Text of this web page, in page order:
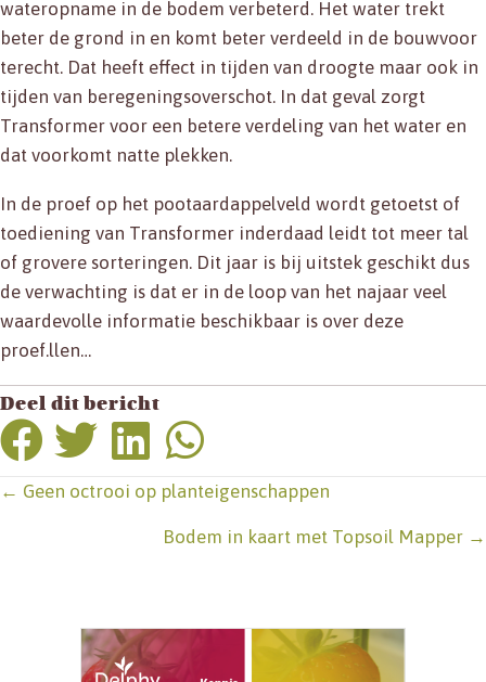
wateropname in de bodem verbeterd. Het water trekt
beter de grond in en komt beter verdeeld in de bouwvoor
terecht. Dat heeft effect in tijden van droogte maar ook in
tijden van beregeningsoverschot. In dat geval zorgt
Transformer voor een betere verdeling van het water en
dat voorkomt natte plekken.
In de proef op het pootaardappelveld wordt getoetst of
toediening van Transformer inderdaad leidt tot meer tal
of grovere sorteringen. Dit jaar is bij uitstek geschikt dus
de verwachting is dat er in de loop van het najaar veel
waardevolle informatie beschikbaar is over deze
proef.llen…
Deel dit bericht
Posts
navigation
← Geen octrooi op planteigenschappen
Bodem in kaart met Topsoil Mapper →